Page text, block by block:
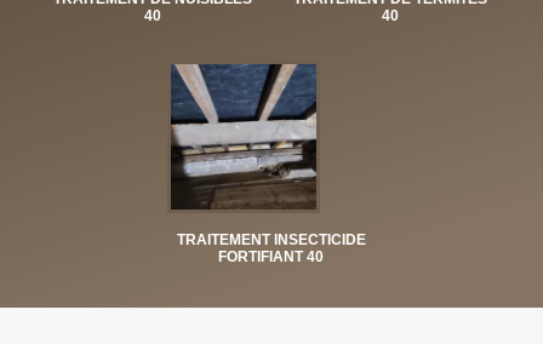
40
40
TRAITEMENT INSECTICIDE
FORTIFIANT 40